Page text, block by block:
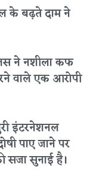
के बढ़ते दाम ने
ने नशीला कफ
वाले एक आरोपी
इंटरनेशनल
पाए जाने पर
सजा सुनाई है।